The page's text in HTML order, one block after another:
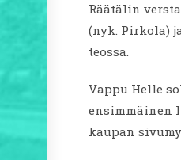
Räätälin
(nyk. Pirkola)
teossa.
Vappu Helle
ensimmäinen
kaupan